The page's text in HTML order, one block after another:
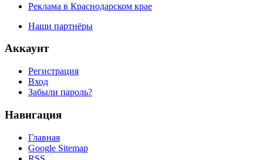
Реклама в Краснодарском крае
Наши партнёры
Аккаунт
Регистрация
Вход
Забыли пароль?
Навигация
Главная
Google Sitemap